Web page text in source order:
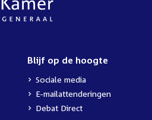
Blijf op de hoogte
Sociale media
E-mailattenderingen
Debat Direct